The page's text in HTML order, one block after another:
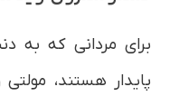
برای مردانی که به